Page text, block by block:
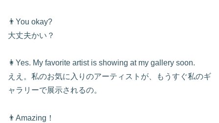
👨You okay?
大丈夫かい？
👩Yes. My favorite artist is showing at my gallery soon.
ええ。私のお気に入りのアーティストが、もうすぐ私のギ
ャラリーで展示されるの。
👨Amazing！